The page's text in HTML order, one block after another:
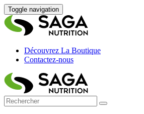
Toggle navigation
Découvrez La Boutique
Contactez-nous